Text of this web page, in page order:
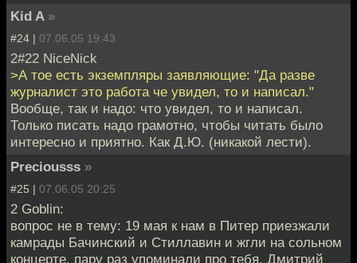
Kid A »
#24 | 07.06.05 19:43
2#22 NiceNick
>А тое есть экземпляры заявляющие: "Да разве
журналист это работа че увидел, то и написал."
Вообще, так и надо: что увидел, то и написал.
Только писать надо грамотно, чтобы читать было
интересно и приятно. Как Д.Ю. (никакой лести).
Preciousss »
#25 | 07.06.05 20:25
2 Goblin:
вопрос не в тему: 19 мая к нам в Питер приезжали
камрады Бачинский и Стиллавин и жгли на сольном
концерте. пару раз упоминали про тебя, Дмитрий